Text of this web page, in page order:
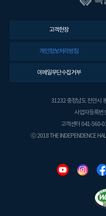
고객헌장
개인정보처리방침
이메일무단수집거부
31232 충청남도 천안시
사업자등록번
고객센터 041-560-
ⓒ 2018 THE INDEPENDENCE